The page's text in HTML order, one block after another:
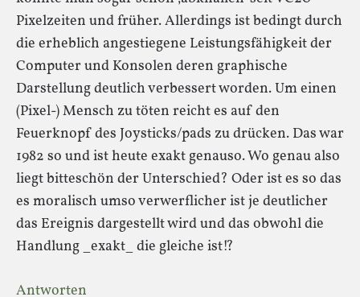
Pixelzeiten und früher. Allerdings ist bedingt durch
die erheblich angestiegene Leistungsfähigkeit der
Computer und Konsolen deren graphische
Darstellung deutlich verbessert worden. Um einen
(Pixel-) Mensch zu töten reicht es auf den
Feuerknopf des Joysticks/pads zu drücken. Das war
1982 so und ist heute exakt genauso. Wo genau also
liegt bitteschön der Unterschied? Oder ist es so das
es moralisch umso verwerflicher ist je deutlicher
das Ereignis dargestellt wird und das obwohl die
Handlung _exakt_ die gleiche ist!?
Antworten